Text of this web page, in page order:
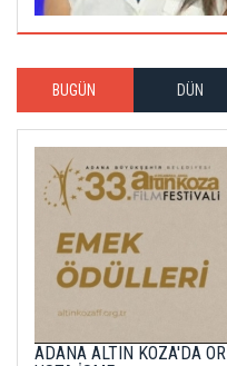
BUGÜN DÜN
ADANA ALTIN KOZA'DA